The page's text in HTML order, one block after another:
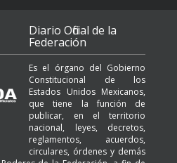
Diario Oficial de la
Federación
Es el órgano del Gobierno
Constitucional de los
Estados Unidos Mexicanos,
que tiene la función de
publicar, en el territorio
nacional, leyes, decretos,
reglamentos, acuerdos,
circulares, órdenes y demás